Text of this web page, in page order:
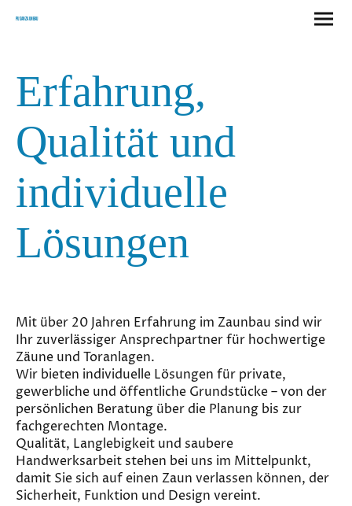
Pusan Zaunbau
Erfahrung,
Qualität und
individuelle
Lösungen
Mit über 20 Jahren Erfahrung im Zaunbau sind wir
Ihr zuverlässiger Ansprechpartner für hochwertige
Zäune und Toranlagen.
Wir bieten individuelle Lösungen für private,
gewerbliche und öffentliche Grundstücke – von der
persönlichen Beratung über die Planung bis zur
fachgerechten Montage.
Qualität, Langlebigkeit und saubere
Handwerksarbeit stehen bei uns im Mittelpunkt,
damit Sie sich auf einen Zaun verlassen können, der
Sicherheit, Funktion und Design vereint.